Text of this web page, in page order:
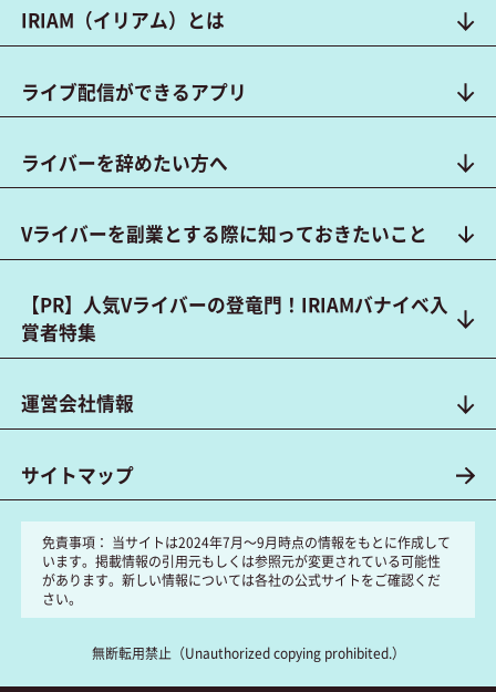
IRIAM（イリアム）とは
ライブ配信ができるアプリ
ライバーを辞めたい方へ
Vライバーを副業とする際に知っておきたいこと
【PR】人気Vライバーの登竜門！IRIAMバナイベ入
賞者特集
運営会社情報
サイトマップ
免責事項： 当サイトは2024年7月～9月時点の情報をもとに作成して
います。掲載情報の引用元もしくは参照元が変更されている可能性
があります。新しい情報については各社の公式サイトをご確認くだ
さい。
無断転用禁止（Unauthorized copying prohibited.）